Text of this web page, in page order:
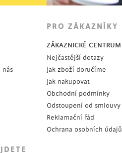
nás
PRO ZÁKAZNÍKY
ZÁKAZNICKÉ CENTRUM
Nejčastější dotazy
Jak zboží doručíme
Jak nakupovat
Obchodní podmínky
Odstoupení od smlouvy
Reklamační řád
Ochrana osobních údajů